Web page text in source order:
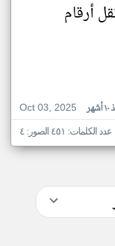
أرقام
Oct 03, 2025
عدد الكلمات: ٤٥١ الصور: ٤